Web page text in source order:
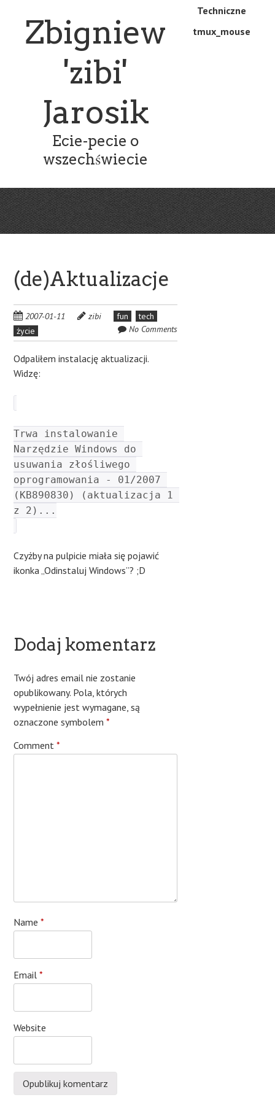
Zbigniew
'zibi'
Jarosik
Ecie-pecie o
wszechświecie
Menu
content
Techniczne
tmux_mouse
(de)Aktualizacje
2007-01-11 zibi fun
tech
życie
No Comments
Odpaliłem instalację aktualizacji.
Widzę:
Trwa instalowanie
Narzędzie Windows do
usuwania złośliwego
oprogramowania - 01/2007
(KB890830) (aktualizacja 1
z 2)...
Czyżby na pulpicie miała się pojawić
ikonka „Odinstaluj Windows”? ;D
Dodaj komentarz
Twój adres email nie zostanie
opublikowany. Pola, których
wypełnienie jest wymagane, są
oznaczone symbolem*
Comment*
Name*
Email*
Website